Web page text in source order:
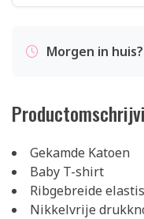
Morgen in
Gekamde Katoen
Baby T-shirt
Ribgebreide
Nikkelvrije